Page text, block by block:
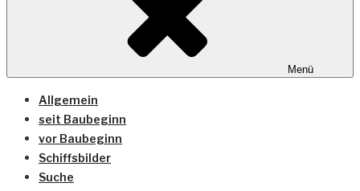
Menü
Allgemein
seit Baubeginn
vor Baubeginn
Schiffsbilder
Suche